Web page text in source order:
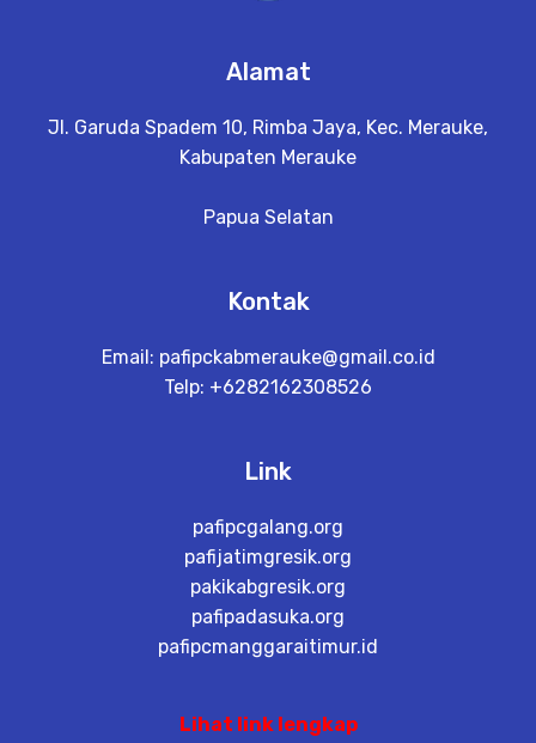
Alamat
Jl. Garuda Spadem 10, Rimba Jaya, Kec. Merauke,
Kabupaten Merauke
Papua Selatan
Kontak
Email: pafipckabmerauke@gmail.co.id
Telp: +6282162308526
Link
pafipcgalang.org
pafijatimgresik.org
pakikabgresik.org
pafipadasuka.org
pafipcmanggaraitimur.id
Lihat link lengkap